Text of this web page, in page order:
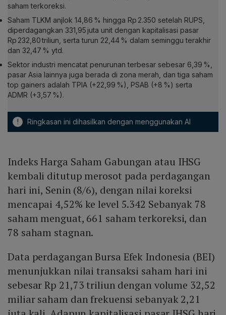
saham terkoreksi.
Saham TLKM anjlok 14,86 % hingga Rp 2.350 setelah RUPS,
diperdagangkan 331,95 juta unit dengan kapitalisasi pasar
Rp 232,80 triliun, serta turun 22,44 % dalam seminggu terakhir
dan 32,47 % ytd.
Sektor industri mencatat penurunan terbesar sebesar 6,39 %,
pasar Asia lainnya juga berada di zona merah, dan tiga saham
top gainers adalah TPIA (+22,99 %), PSAB (+8 %) serta
ADMR (+3,57 %).
! Ringkasan ini dihasilkan dengan menggunakan AI
Indeks Harga Saham Gabungan atau IHSG
kembali ditutup merosot pada perdagangan
hari ini, Senin (8/6), dengan nilai koreksi
mencapai 4,52% ke level 5.342 Sebanyak 78
saham menguat, 661 saham terkoreksi, dan
78 saham stagnan.
Data perdagangan Bursa Efek Indonesia (BEI)
menunjukkan nilai transaksi saham hari ini
sebesar Rp 21,73 triliun dengan volume 32,52
miliar saham dan frekuensi sebanyak 2,21